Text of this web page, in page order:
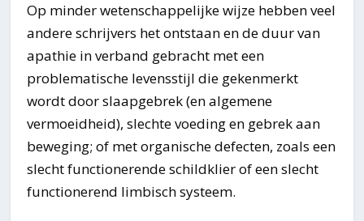
Op minder wetenschappelijke wijze hebben veel
andere schrijvers het ontstaan en de duur van
apathie in verband gebracht met een
problematische levensstijl die gekenmerkt
wordt door slaapgebrek (en algemene
vermoeidheid), slechte voeding en gebrek aan
beweging; of met organische defecten, zoals een
slecht functionerende schildklier of een slecht
functionerend limbisch systeem.